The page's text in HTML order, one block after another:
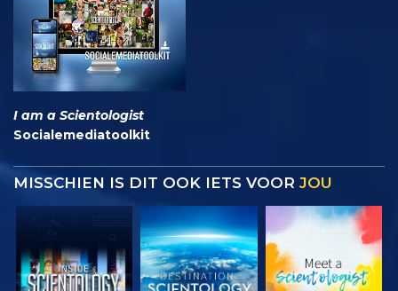
I am a Scientologist
Socialemediatoolkit
MISSCHIEN IS DIT OOK IETS VOOR JOU